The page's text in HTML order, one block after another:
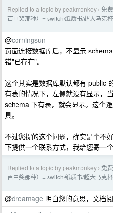
Replied to a topic by peakmonkey › 免
百中奖那种）= switch/纸质书/超大马克
@corningsun
页面连接数据库后，不显示
错"已存在"。
这个其实是数据库默认都有 public
有表的情况下，左侧就没有显示，
schema 下有表，就会显示。这个
具。
不过您提的这个问题，确实是个不
下提供一个联系方式，我给您寄一个
Replied to a topic by peakmonkey › 免
百中奖那种）= switch/纸质书/超大马克
@dreamage 明白您的意思，文档